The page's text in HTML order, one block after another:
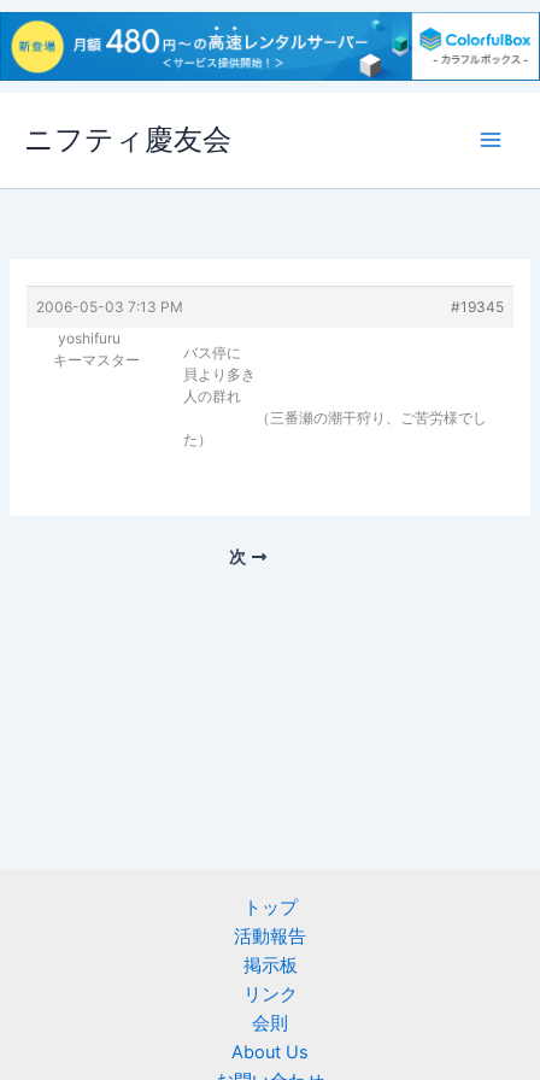
ス
ニフティ慶友会
2006-05-03 7:13 PM
#19345
yoshifuru
キーマスター
バス停に
貝より多き
人の群れ
（三番瀬の潮干狩り、ご苦労様でし
た）
次
トップ
活動報告
掲示板
リンク
会則
About Us